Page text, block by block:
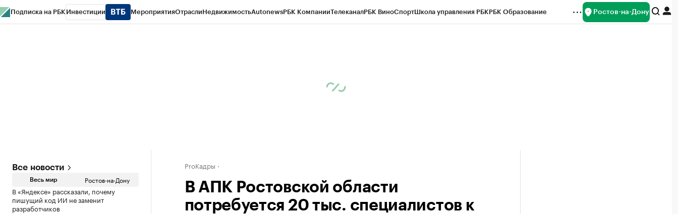
Подписка на РБК Инвестиции МероприятияОтраслиНедвижимостьAutonewsРБК КомпанииТелеканалРБК ВиноСпортШкола управления РБКРБК Образование Ростов-на-Дону
Все новости
Весь мир Ростов-на-Дону
В «Яндексе» рассказали, почему
пишущий код ИИ не заменит
разработчиков
ProКадры
В АПК Ростовской области
потребуется 20 тыс. специалистов к